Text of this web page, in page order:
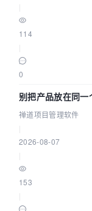
114
0
别把产品放在同
禅道项目管理软件
2026-08-07
153